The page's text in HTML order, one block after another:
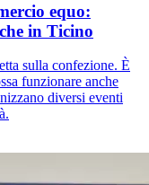
equo:
in Ticino
sulla confezione. È
funzionare anche
diversi eventi